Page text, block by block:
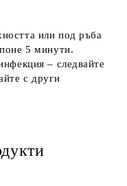
или под ръба
5 минути.
– следвайте
с други